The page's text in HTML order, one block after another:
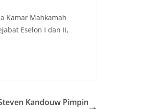
Kamar Mahkamah
Eselon I dan II,
Kandouw Pimpin